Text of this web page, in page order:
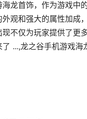
龙首饰，作为游戏中
观和强大的属性加成
不仅为玩家提供了更
...,龙之谷手机游戏海